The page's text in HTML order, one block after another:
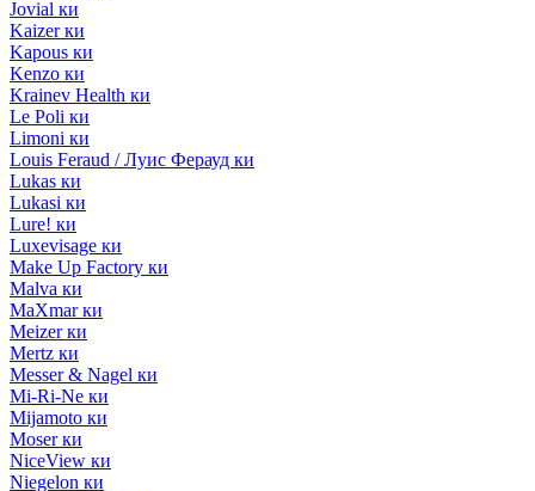
Jovial ки
Kaizer ки
Kapous ки
Kenzo ки
Krainev Health ки
Le Poli ки
Limoni ки
Louis Feraud / Луис Ферауд ки
Lukas ки
Lukasi ки
Lure! ки
Luxevisage ки
Make Up Factory ки
Malva ки
MaXmar ки
Meizer ки
Mertz ки
Messer & Nagel ки
Mi-Ri-Ne ки
Mijamoto ки
Moser ки
NiceView ки
Niegelon ки